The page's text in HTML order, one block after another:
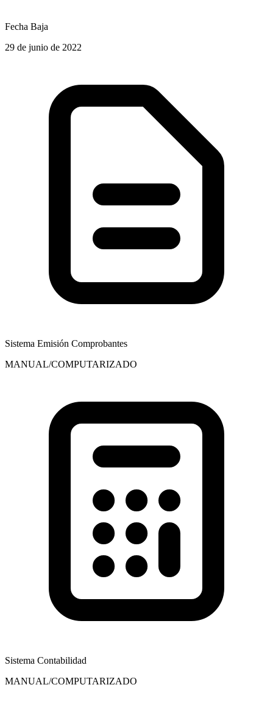
Fecha Baja
29 de junio de 2022
Sistema Emisión Comprobantes
MANUAL/COMPUTARIZADO
Sistema Contabilidad
MANUAL/COMPUTARIZADO